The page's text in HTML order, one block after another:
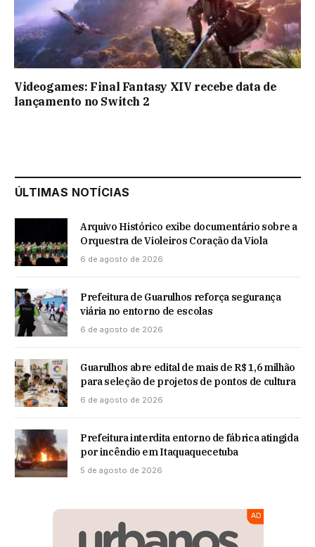
Videogames: Final Fantasy XIV recebe data de
lançamento no Switch 2
ÚLTIMAS NOTÍCIAS
Arquivo Histórico exibe documentário sobre a
Orquestra de Violeiros Coração da Viola
6 de agosto de 2026
Prefeitura de Guarulhos reforça segurança
viária no entorno de escolas
6 de agosto de 2026
Guarulhos abre edital de mais de R$ 1,6 milhão
para seleção de projetos de pontos de cultura
6 de agosto de 2026
Prefeitura interdita entorno de fábrica atingida
por incêndio em Itaquaquecetuba
5 de agosto de 2026